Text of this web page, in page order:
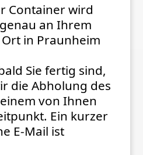
Container wird
an Ihrem
in Praunheim
Sie fertig sind,
die Abholung des
von Ihnen
Ein kurzer
E-Mail ist